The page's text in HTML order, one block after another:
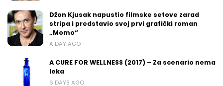
Džon Kjusak napustio filmske setove zarad
stripa i predstavio svoj prvi grafički roman
„Momo“
A DAY AGO
A CURE FOR WELLNESS (2017) – Za scenario nema
leka
6 DAYS AGO